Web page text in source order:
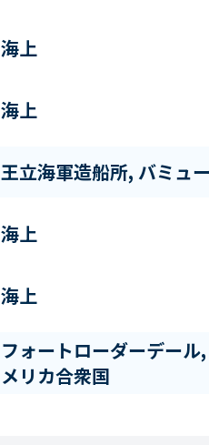
海上
海上
王立海軍造船所, バミュ
海上
海上
フォートローダーデール
メリカ合衆国